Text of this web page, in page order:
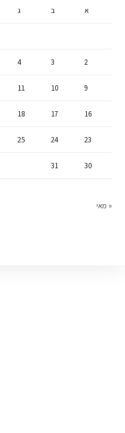
א
ב ג
2
3
4
9
10
11
16
17
18
23
24
25
30
31
« מאי